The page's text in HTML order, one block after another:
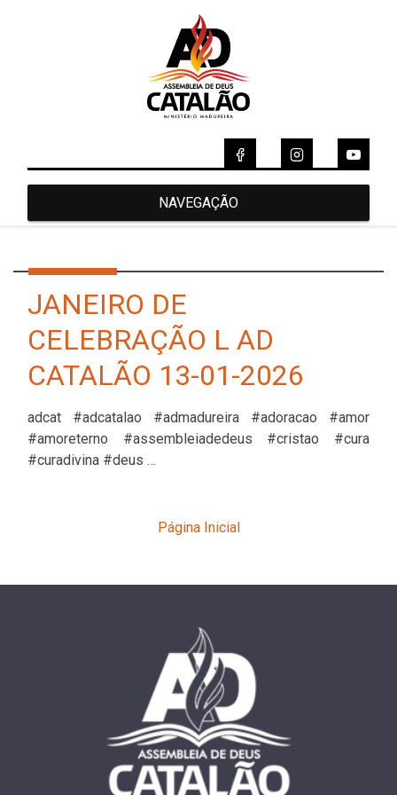
NAVEGAÇÃO
JANEIRO DE
CELEBRAÇÃO L AD
CATALÃO 13-01-2026
adcat #adcatalao #admadureira #adoracao #amor
#amoreterno #assembleiadedeus #cristao #cura
#curadivina #deus …
Página Inicial